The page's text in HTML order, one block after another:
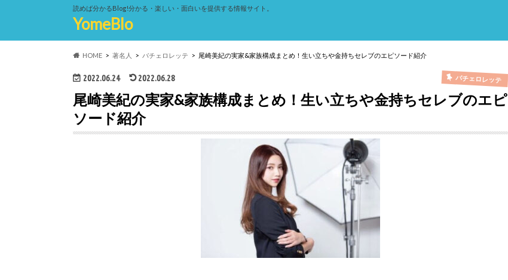
読めば分かるBlog!分かる・楽しい・面白いを提供する情報サイト。
YomeBlo
HOME 著名人 バチェロレッテ 尾崎美紀の実家&家族構成まとめ！生い立ちや金持ちセレブのエピソード紹介
2022.06.24 2022.06.28 バチェロレッテ
尾崎美紀の実家&家族構成まとめ！生い立ちや金持ちセレブのエピ
ソード紹介